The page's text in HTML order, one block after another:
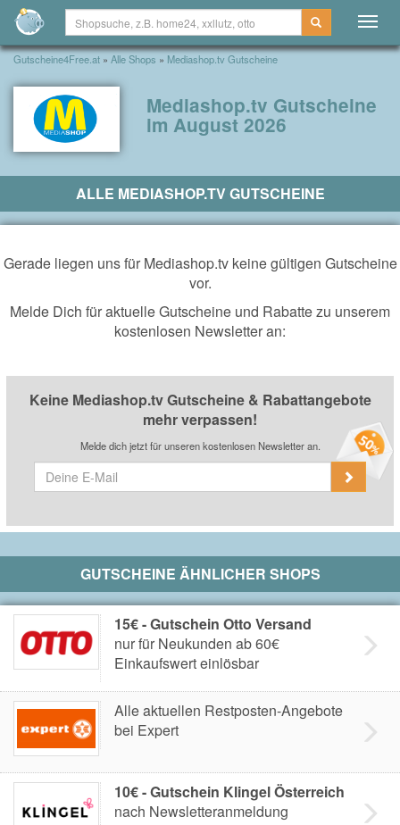
Gutscheine4Free.at » Alle Shops » Mediashop.tv Gutscheine
Mediashop.tv Gutscheine
im August 2026
ALLE MEDIASHOP.TV GUTSCHEINE
Gerade liegen uns für Mediashop.tv keine gültigen Gutscheine
vor.
Melde Dich für aktuelle Gutscheine und Rabatte zu unserem
kostenlosen Newsletter an:
Keine Mediashop.tv Gutscheine & Rabattangebote
mehr verpassen!
Melde dich jetzt für unseren kostenlosen Newsletter an.
GUTSCHEINE ÄHNLICHER SHOPS
15€ - Gutschein Otto Versand
nur für Neukunden ab 60€
Einkaufswert einlösbar
Alle aktuellen Restposten-Angebote
bei Expert
10€ - Gutschein Klingel Österreich
nach Newsletteranmeldung